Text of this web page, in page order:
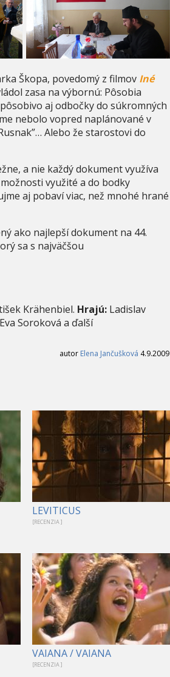
Škopa, povedomý z filmov Iné
zasa na výbornú: Pôsobia
aj odbočky do súkromných
nebolo vopred naplánované v
Alebo že starostovi do
a nie každý dokument využíva
využité a do bodky
aj pobaví viac, než mnohé hrané
ako najlepší dokument na 44.
sa s najväčšou
Krähenbiel. Hrajú: Ladislav
Soroková a ďalší
autor Elena Jančušková 4.9.2009
LEVITICUS
[RECENZIA ]
VAIANA / VAIANA
[RECENZIA ]